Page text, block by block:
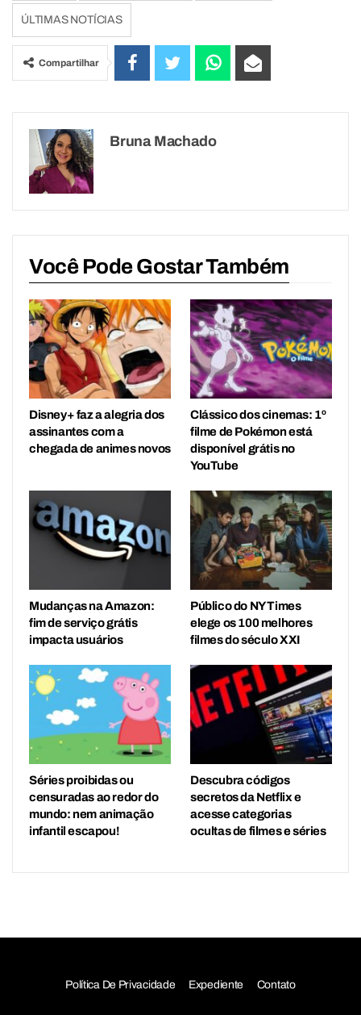
ÚLTIMAS NOTÍCIAS
Compartilhar
Bruna Machado
Você Pode Gostar Também
Disney+ faz a alegria dos
assinantes com a
chegada de animes novos
Clássico dos cinemas: 1º
filme de Pokémon está
disponível grátis no
YouTube
Mudanças na Amazon:
fim de serviço grátis
impacta usuários
Público do NY Times
elege os 100 melhores
filmes do século XXI
Séries proibidas ou
censuradas ao redor do
mundo: nem animação
infantil escapou!
Descubra códigos
secretos da Netflix e
acesse categorias
ocultas de filmes e séries
Política De Privacidade Expediente Contato